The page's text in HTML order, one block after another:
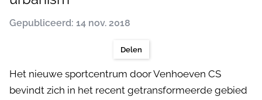
Gepubliceerd: 14 nov. 2018
Delen
Het nieuwe sportcentrum door Venhoeven CS
bevindt zich in het recent getransformeerde gebied